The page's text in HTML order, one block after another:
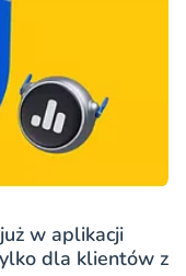
w aplikacji
dla klientów z